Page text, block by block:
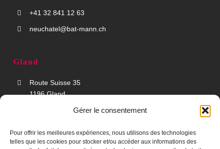
Gérer le consentement
Pour offrir les meilleures expériences, nous utilisons des technologies
telles que les cookies pour stocker et/ou accéder aux informations des
+41 32 841 12 63
neuchatel@bat-mann.ch
Gland
Route Suisse 35
1196 Gland
+41 22 995 93 93